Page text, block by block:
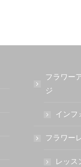
フラワー
ジ
インフ
フラワー
レッス